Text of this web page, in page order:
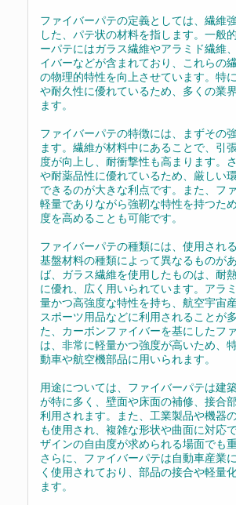
ファイバーパテの定義としては、繊維
した、パテ状の材料を指します。一般
ーパテにはガラス繊維やアラミド繊維
イバーなどが含まれており、これらの
の物理的特性を向上させています。特
や耐久性に優れているため、多くの業
ます。
ファイバーパテの特徴には、まずその
ます。繊維が材料中にあることで、引
度が向上し、耐衝撃性も高まります。
や耐薬品性に優れているため、厳しい
できるのが大きな利点です。また、フ
軽量でありながら強靭な特性を持つた
度を高めることも可能です。
ファイバーパテの種類には、使用され
基盤材料の種類によって異なるものが
ば、ガラス繊維を使用したものは、耐
に優れ、広く用いられています。アラ
量かつ高強度な特性を持ち、航空宇宙
スポーツ用品などに利用されることが
た、カーボンファイバーを基にしたフ
は、非常に軽量かつ強度が高いため、
動車や航空機部品に用いられます。
用途については、ファイバーパテは建
が特に多く、壁面や床面の補修、接合
利用されます。また、工業製品や機器
も使用され、複雑な形状や曲面に対応
ザインの自由度が求められる場面でも
さらに、ファイバーパテは自動車産業
く使用されており、部品の接合や軽量
ます。